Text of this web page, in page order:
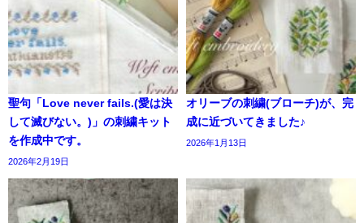
聖句「Love never fails.(愛は決
して滅びない。)」の刺繍キット
を作成中です。
2026年2月19日
オリーブの刺繍(ブローチ)が、完
成に近づいてきました♪
2026年1月13日